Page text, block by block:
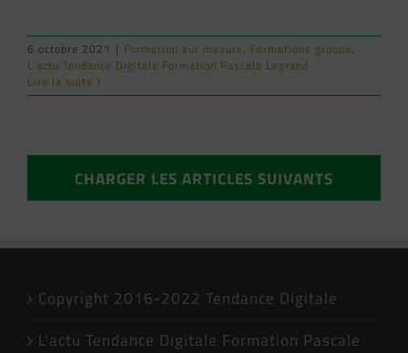
6 octobre 2021 | Formation sur mesure, Formations groupe,
L'actu Tendance Digitale Formation Pascale Legrand
Lire la suite
CHARGER LES ARTICLES SUIVANTS
Copyright 2016-2022 Tendance Digitale
L’actu Tendance Digitale Formation Pascale